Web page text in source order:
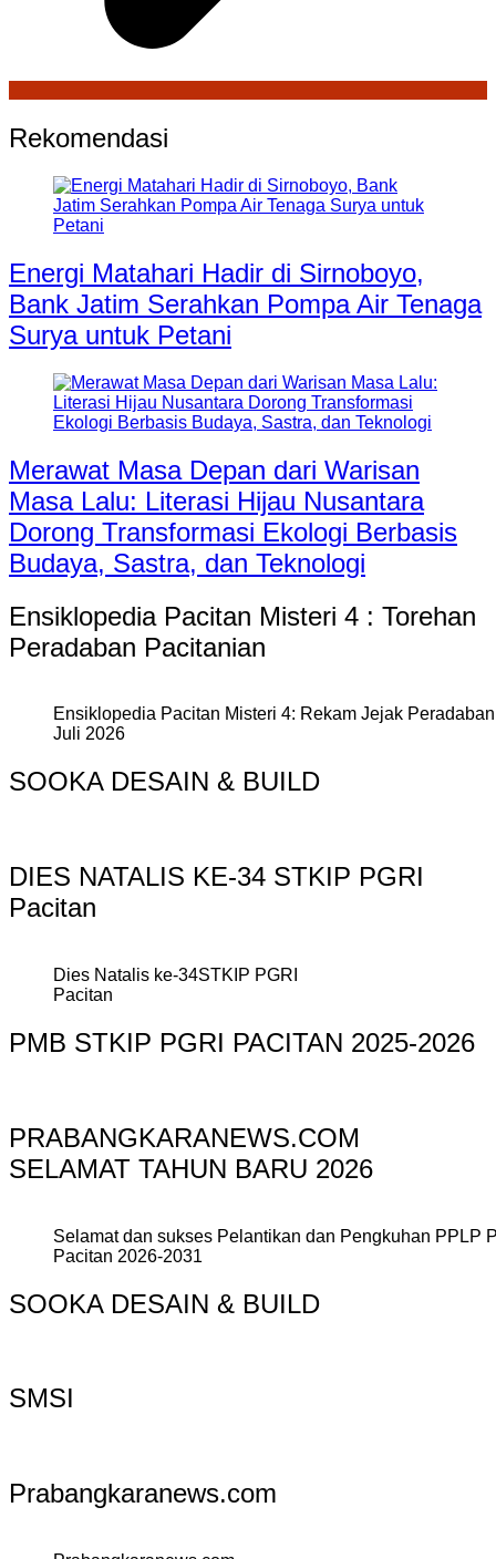
Rekomendasi
Energi Matahari Hadir di Sirnoboyo,
Bank Jatim Serahkan Pompa Air Tenaga
Surya untuk Petani
Merawat Masa Depan dari Warisan
Masa Lalu: Literasi Hijau Nusantara
Dorong Transformasi Ekologi Berbasis
Budaya, Sastra, dan Teknologi
Ensiklopedia Pacitan Misteri 4 : Torehan
Peradaban Pacitanian
Ensiklopedia Pacitan Misteri 4: Rekam Jejak
Juli 2026
SOOKA DESAIN & BUILD
DIES NATALIS KE-34 STKIP PGRI
Pacitan
Dies Natalis ke-34STKIP PGRI
Pacitan
PMB STKIP PGRI PACITAN 2025-2026
PRABANGKARANEWS.COM
SELAMAT TAHUN BARU 2026
Selamat dan sukses Pelantikan dan Pengkuhan PPLP
Pacitan 2026-2031
SOOKA DESAIN & BUILD
SMSI
Prabangkaranews.com